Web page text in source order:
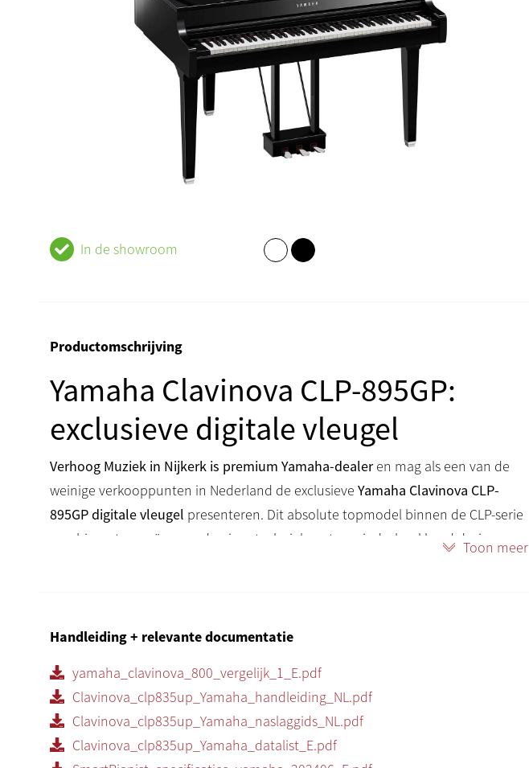
In de showroom
Productomschrijving
Yamaha Clavinova CLP-895GP:
exclusieve digitale vleugel
Verhoog Muziek in Nijkerk is premium Yamaha-dealeren mag als een van de
weinige verkooppunten in Nederland de exclusieve Yamaha Clavinova CLP-
895GP digitale vleugel presenteren. Dit absolute topmodel binnen de CLP-serie
combineert ongeëvenaarde pianotechniek met een indrukwekkend design.
hamers en gewogen toetsen, waardoor u het spelgevoel van een echte
die de respons van een echte vleugel nauwkeurig nabootst.
Premium geluidsweergave
Met een
krachtig 3-weg audiosysteem van 50 watt per kanaal
Toon meer
Handleiding + relevante documentatie
yamaha_clavinova_800_vergelijk_1_E.pdf
Clavinova_clp835up_Yamaha_handleiding_NL.pdf
Clavinova_clp835up_Yamaha_naslaggids_NL.pdf
Clavinova_clp835up_Yamaha_datalist_E.pdf